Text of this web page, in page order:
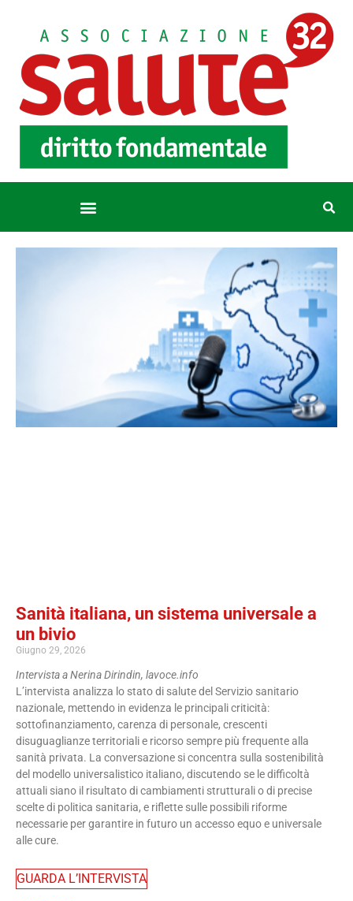
Sanità italiana, un sistema universale a
un bivio
Giugno 29, 2026
Intervista a Nerina Dirindin, lavoce.info
L’intervista analizza lo stato di salute del Servizio sanitario
nazionale, mettendo in evidenza le principali criticità:
sottofinanziamento, carenza di personale, crescenti
disuguaglianze territoriali e ricorso sempre più frequente alla
sanità privata. La conversazione si concentra sulla sostenibilità
del modello universalistico italiano, discutendo se le difficoltà
attuali siano il risultato di cambiamenti strutturali o di precise
scelte di politica sanitaria, e riflette sulle possibili riforme
necessarie per garantire in futuro un accesso equo e universale
alle cure.
GUARDA L’INTERVISTA